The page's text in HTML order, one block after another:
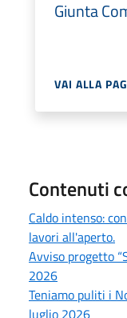
Giunta
VAI ALLA
Contenuti
Caldo intenso:
lavori all'aperto.
Avviso progetto
2026
Teniamo puliti i
luglio 2026